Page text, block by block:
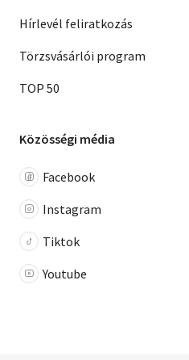
Hírlevél feliratkozás
Törzsvásárlói program
TOP 50
Közösségi média
Facebook
Instagram
Tiktok
Youtube